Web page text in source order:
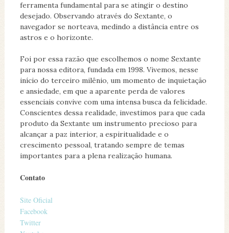
ferramenta fundamental para se atingir o destino
desejado. Observando através do Sextante, o
navegador se norteava, medindo a distância entre os
astros e o horizonte.
Foi por essa razão que escolhemos o nome Sextante
para nossa editora, fundada em 1998. Vivemos, nesse
início do terceiro milênio, um momento de inquietação
e ansiedade, em que a aparente perda de valores
essenciais convive com uma intensa busca da felicidade.
Conscientes dessa realidade, investimos para que cada
produto da Sextante um instrumento precioso para
alcançar a paz interior, a espiritualidade e o
crescimento pessoal, tratando sempre de temas
importantes para a plena realização humana.
Contato
Site Oficial
Facebook
Twitter